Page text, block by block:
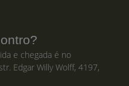
e chegada é no
Edgar Willy Wolff, 4197,